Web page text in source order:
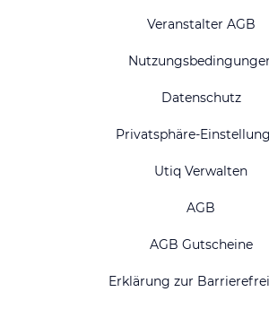
Veranstalter AGB
Datenschutz
Privatsphäre-
Utiq Verwalten
AGB
AGB Gutscheine
Erklärung zur